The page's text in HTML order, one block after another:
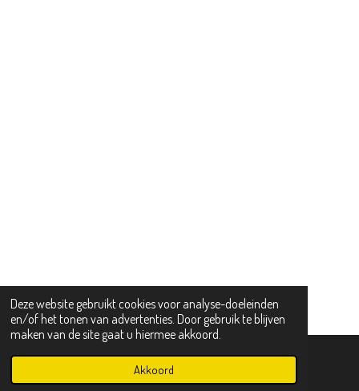
Deze website gebruikt cookies voor analyse-doeleinden
en/of het tonen van advertenties. Door gebruik te blijven
maken van de site gaat u hiermee akkoord.
Akkoord
Telefoonnummer